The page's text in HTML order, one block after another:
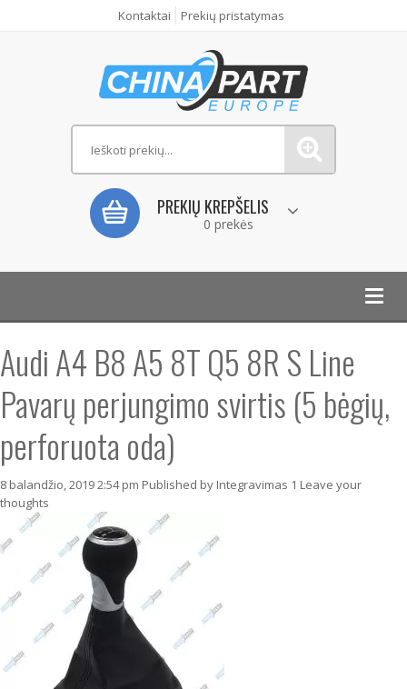
Kontaktai Prekių pristatymas
PREKIŲ KREPŠELIS
0 prekės
Audi A4 B8 A5 8T Q5 8R S Line
Pavarų perjungimo svirtis (5 bėgių,
perforuota oda)
8 balandžio, 2019 2:54 pm Published by Integravimas 1 Leave your
thoughts